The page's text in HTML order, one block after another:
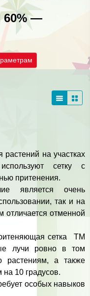
—
растений на участках
сетку с
притенения.
является очень
так и на
отличается отменной
сетка ТМ
лучи ровно в том
растениям, а также
10 градусов.
особых навыков